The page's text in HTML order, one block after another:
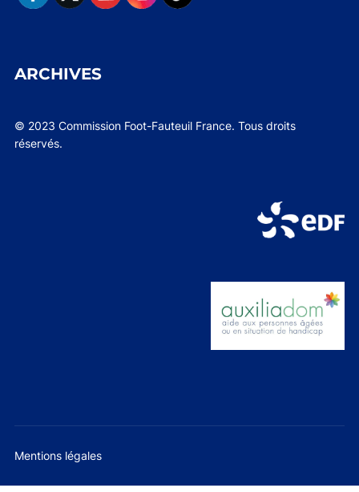
ARCHIVES
© 2023 Commission Foot-Fauteuil France. Tous droits
réservés.
Mentions légales